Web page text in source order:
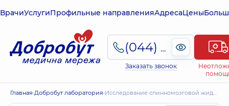
ВрачиУслугиПрофильные направленияАдресаЦены
(044) 495-2-888
Заказать звонок
Главная Добробут лаборатория Исследование спинномозговой жидкости с окраской по Грамму